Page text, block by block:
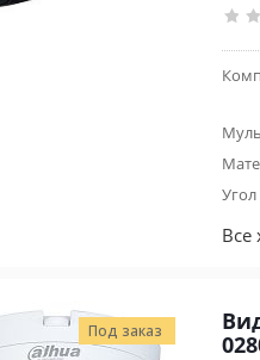
Угол
Все
Под заказ